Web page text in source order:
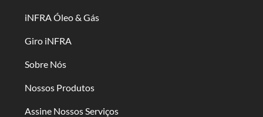
iNFRA Óleo & Gás
Giro iNFRA
Sobre Nós
Nossos Produtos
Assine Nossos Serviços